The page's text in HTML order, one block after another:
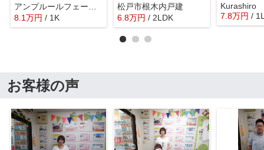
8.1万円 / 1K
松戸市根木内戸建
6.8万円 / 2LDK
Kurashiro
7.8万円 /
お客様の声